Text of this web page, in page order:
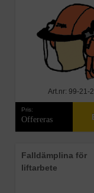
Art.nr: 99-21-
Pris:
Offereras
Falldämplina för
liftarbete